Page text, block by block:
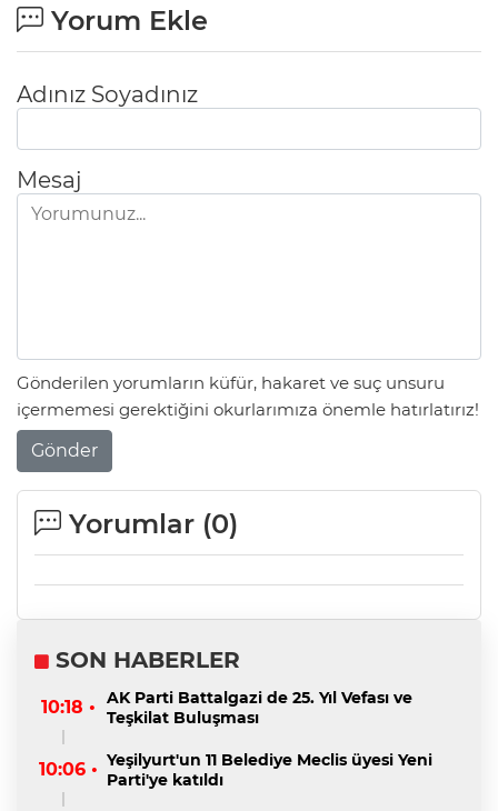
Yorum Ekle
Adınız Soyadınız
Mesaj
Gönderilen yorumların küfür, hakaret ve suç unsuru
içermemesi gerektiğini okurlarımıza önemle hatırlatırız!
Gönder
Yorumlar (0)
SON HABERLER
10:18 •
AK Parti Battalgazi de 25. Yıl Vefası ve
Teşkilat Buluşması
10:06 • Yeşilyurt'un 11 Belediye Meclis üyesi Yeni
Parti'ye katıldı